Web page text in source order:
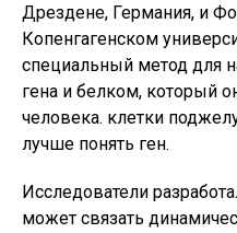
Дрездене, Германия, и
Копенгагенском
специальный метод для
гена и белком, который
человека. клетки
лучше понять ген.
Исследователи
может связать